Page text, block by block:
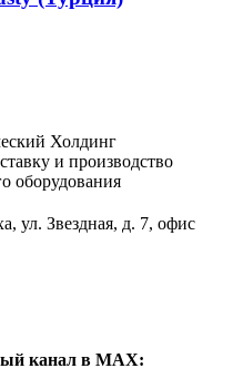
Холдинг
и производство
оборудования
ул. Звездная, д. 7, офис
канал в MAX: